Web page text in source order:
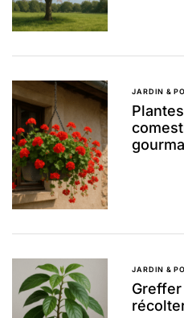
JARDIN &
JARDIN &